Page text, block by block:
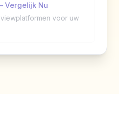
Vergelijk Nu
voor uw